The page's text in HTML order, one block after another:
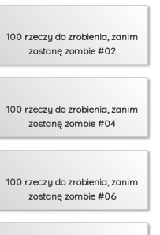
100 rzeczy do zrobienia, zanim
zostanę zombie #02
100 rzeczy do zrobienia, zanim
zostanę zombie #04
100 rzeczy do zrobienia, zanim
zostanę zombie #06